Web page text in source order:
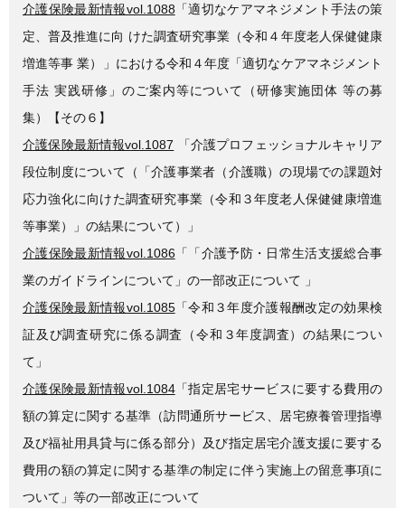
介護保険最新情報vol.1088 「適切なケアマネジメント手法の策
定、普及推進に向 けた調査研究事業（令和４年度老人保健健康
増進等事 業）」における令和４年度「適切なケアマネジメント
手法 実践研修」のご案内等について（研修実施団体 等の募
集）【その６】
介護保険最新情報vol.1087 「介護プロフェッショナルキャリア
段位制度について（「介護事業者（介護職）の現場での課題対
応力強化に向けた調査研究事業（令和３年度老人保健健康増進
等事業）」の結果について）」
介護保険最新情報vol.1086 「「介護予防・日常生活支援総合事
業のガイドラインについて」の一部改正について 」
介護保険最新情報vol.1085「令和３年度介護報酬改定の効果検
証及び調査研究に係る調査（令和３年度調査）の結果につい
て」
介護保険最新情報vol.1084「指定居宅サービスに要する費用の
額の算定に関する基準（訪問通所サービス、居宅療養管理指導
及び福祉用具貸与に係る部分）及び指定居宅介護支援に要する
費用の額の算定に関する基準の制定に伴う実施上の留意事項に
ついて」等の一部改正について